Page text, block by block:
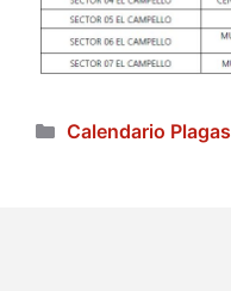
Categorías
Calendario Plagas